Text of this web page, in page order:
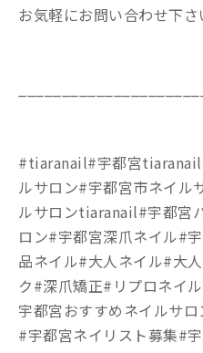
お気軽にお問い合わせ下さ
#tiaranail#宇都宮
ルサロン#宇都宮市ネイル
ルサロンtiaranail#宇都宮
ロン#宇都宮深爪ネイル#
品ネイル#大人ネイル#大
ク#深爪矯正#リプロネイ
宇都宮おすすめネイルサ
#宇都宮ネイリスト募集#